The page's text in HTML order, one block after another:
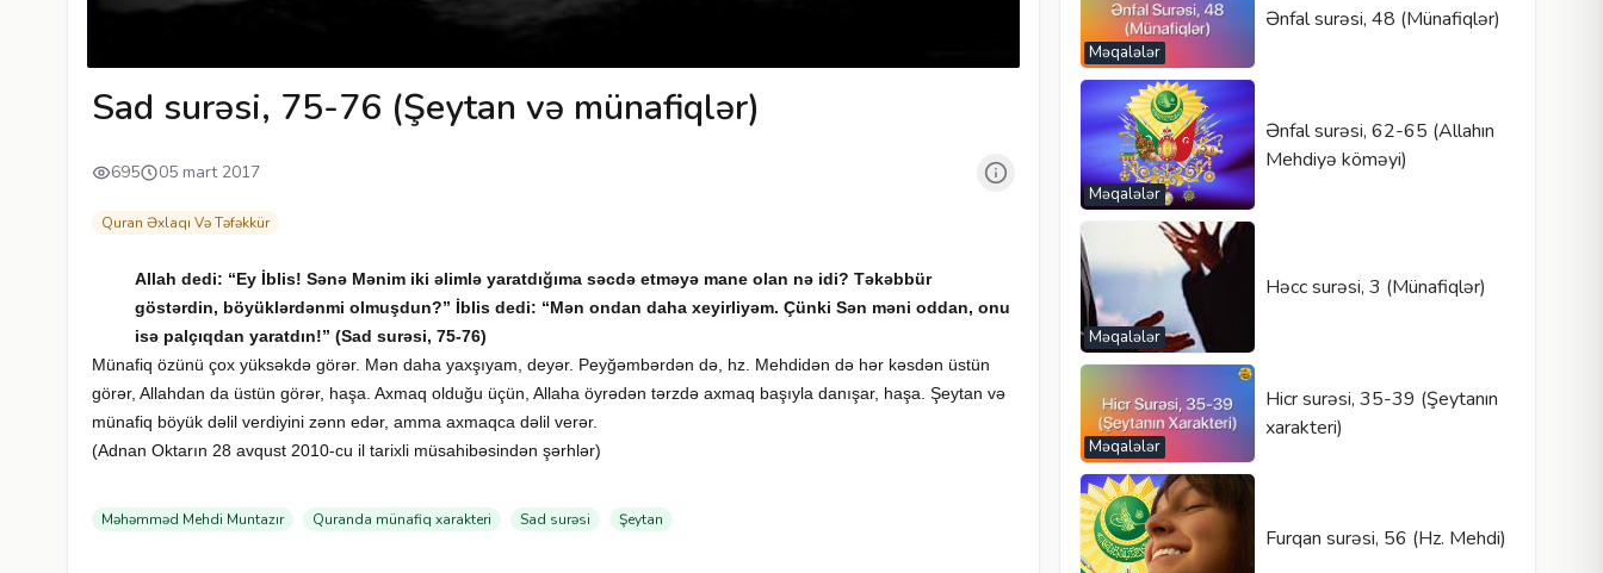
Sad surəsi, 75-76 (Şeytan və münafiqlər)
695 05 mart 2017
Quran Əxlaqı Və Təfəkkür
Allah dedi: “Ey İblis! Sənə Mənim iki əlimlə yaratdığıma səcdə etməyə maneolan nə idi? Təkəbbür
göstərdin, böyüklərdənmi olmuşdun?” İblis dedi: “Mən ondan daha xeyirliyəm. Çünki Sən məni oddan, onu
isə palçıqdan yaratdın!” (Sad surəsi, 75-76)
Münafiq özünü çox yüksəkdə görər. Mən daha yaxşıyam, deyər. Peyğəmbərdən də, hz. Mehdidən də hər kəsdən üstün
görər, Allahdan da üstün görər, haşa. Axmaq olduğu üçün, Allaha öyrədən tərzdə axmaq başıyla danışar, haşa. Şeytan və
münafiq böyük dəlil verdiyini zənn edər, amma axmaqca dəlil verər.
(Adnan Oktarın 28 avqust 2010-cu il tarixli müsahibəsindən şərhlər)
Məhəmməd Mehdi Muntazır Quranda münafiq xarakteri Sad surəsi Şeytan
Məqalələr
Ənfal surəsi, 48 (Münafiqlər)
Məqalələr
Ənfal surəsi, 62-65 (Allahın
Mehdiyə köməyi)
Məqalələr
Həcc surəsi, 3 (Münafiqlər)
Məqalələr
Hicr surəsi, 35-39 (Şeytanın
xarakteri)
Furqan surəsi, 56 (Hz. Mehdi)